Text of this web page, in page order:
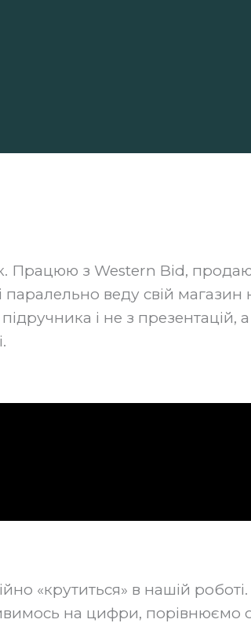
Працюю з Western Bid,
веду свій магазин
і не з презентацій, а
«крутиться» в нашій
на цифри, порівнюємо